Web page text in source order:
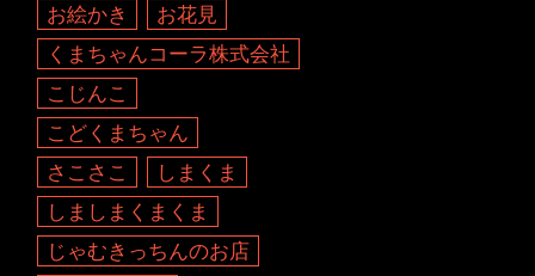
お絵かき
お花見
くまちゃんコーラ株式会社
こじんこ
こどくまちゃん
さこさこ
しまくま
しましまくまくま
じゃむきっちんのお店